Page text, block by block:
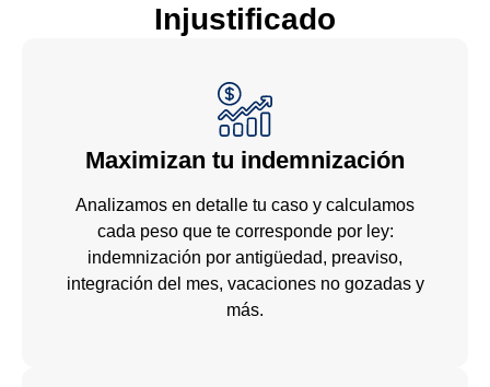
Injustificado
Maximizan tu indemnización
Analizamos en detalle tu caso y calculamos
cada peso que te corresponde por ley:
indemnización por antigüedad, preaviso,
integración del mes, vacaciones no gozadas y
más.